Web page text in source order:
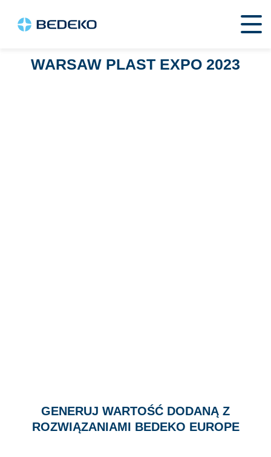
WARSAW PLAST EXPO 2023
GENERUJ WARTOŚĆ DODANĄ Z
ROZWIĄZANIAMI BEDEKO EUROPE